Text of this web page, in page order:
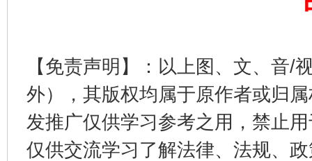
【免责声明】：以上图、文、音/
外），其版权均属于原作者或归
发推广仅供学习参考之用，禁止
仅供交流学习了解法律、法规、
公平竞争审查“十大案例”出炉！ 一纸欠